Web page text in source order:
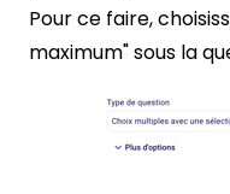
Pour ce faire,
maximum" sous la